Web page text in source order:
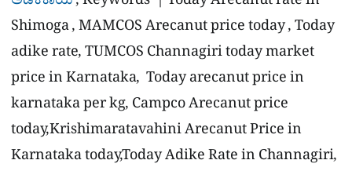
Shimoga , MAMCOS Arecanut price today , Today
adike rate, TUMCOS Channagiri today market
price in Karnataka, Today arecanut price in
karnataka per kg, Campco Arecanut price
today,Krishimaratavahini Arecanut Price in
Karnataka today,Today Adike Rate in Channagiri,